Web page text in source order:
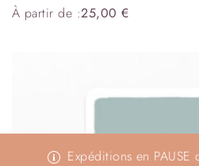
Expéditions en
À partir de :25,00€